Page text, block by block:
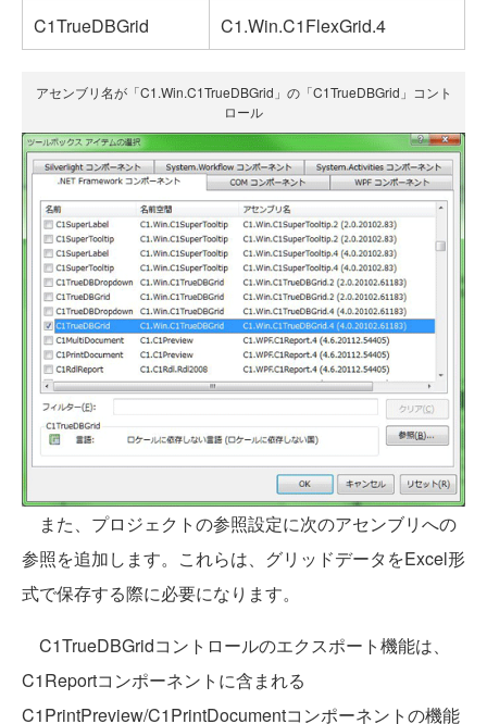
C1TrueDBGrid
C1.Win.C1FlexGrid.4
アセンブリ名が「C1.Win.C1TrueDBGrid」の「C1TrueDBGrid」コント
ロール
また、プロジェクトの参照設定に次のアセンブリへの
参照を追加します。これらは、グリッドデータをExcel形
式で保存する際に必要になります。
C1TrueDBGridコントロールのエクスポート機能は、
C1Reportコンポーネントに含まれる
C1PrintPreview/C1PrintDocumentコンポーネントの機能